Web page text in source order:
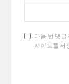
다음 번 댓글
사이트를 저